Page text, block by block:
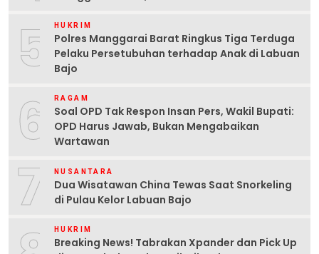
5 HUKRIM
Polres Manggarai Barat Ringkus Tiga Terduga
Pelaku Persetubuhan terhadap Anak di Labuan
Bajo
6 RAGAM
Soal OPD Tak Respon Insan Pers, Wakil Bupati:
OPD Harus Jawab, Bukan Mengabaikan
Wartawan
7 NUSANTARA
Dua Wisatawan China Tewas Saat Snorkeling
di Pulau Kelor Labuan Bajo
HUKRIM
Breaking News! Tabrakan Xpander dan Pick Up